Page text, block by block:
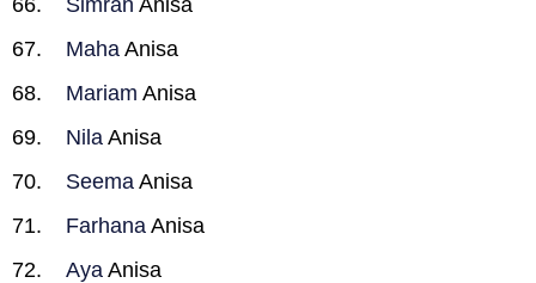
Simran Anisa
Maha Anisa
Mariam Anisa
Nila Anisa
Seema Anisa
Farhana Anisa
Aya Anisa